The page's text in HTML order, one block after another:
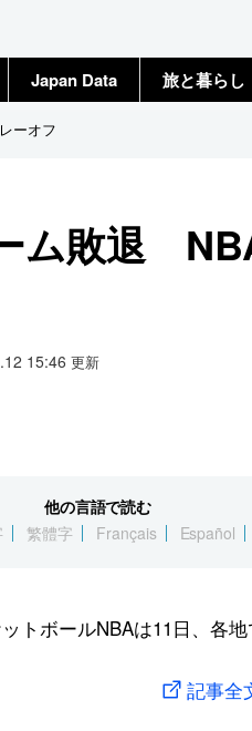
Japan Data 旅と暮らし
ーオフ
ム敗退
15:46 更新
他の言語で読む
繁體字 Français Español
トボールNBAは11日、各
記事全